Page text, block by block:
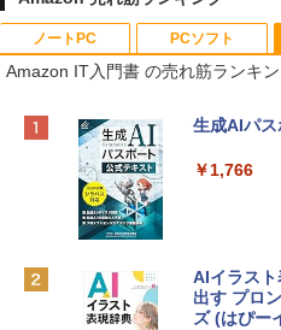
ノートPC
Apple
e
￥162,598
PCソフト
Robloxギ
インゲー
Robloxギ
定バーチャ
Amazon IT入門書 の売れ筋ランキ
生成AIパ
￥1,766
AIイラス
出す プロ
ズ (はぴー